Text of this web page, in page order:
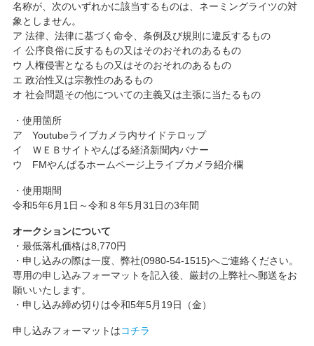
名称が、次のいずれかに該当するものは、ネーミングライツの対
象としません。
ア 法律、法律に基づく命令、条例及び規則に違反するもの
イ 公序良俗に反するもの又はそのおそれのあるもの
ウ 人権侵害となるもの又はそのおそれのあるもの
エ 政治性又は宗教性のあるもの
オ 社会問題その他についての主義又は主張に当たるもの
・使用箇所
ア Youtubeライブカメラ内サイドテロップ
イ ＷＥＢサイトやんばる経済新聞内バナー
ウ FMやんばるホームページ上ライブカメラ紹介欄
・使用期間
令和5年6月1日～令和８年5月31日の3年間
オークションについて
・最低落札価格は8,770円
・申し込みの際は一度、弊社(0980-54-1515)へご連絡ください。
専用の申し込みフォーマットを記入後、厳封の上弊社へ郵送をお
願いいたします。
・申し込み締め切りは令和5年5月19日（金）
申し込みフォーマットはコチラ